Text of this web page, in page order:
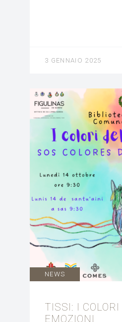
3 GENNAIO 2025
NEWS
TISSI: I
EMOZIONI